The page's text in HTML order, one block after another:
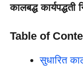
कालबद्ध कार्यपद्धती
Table of
सुधारित